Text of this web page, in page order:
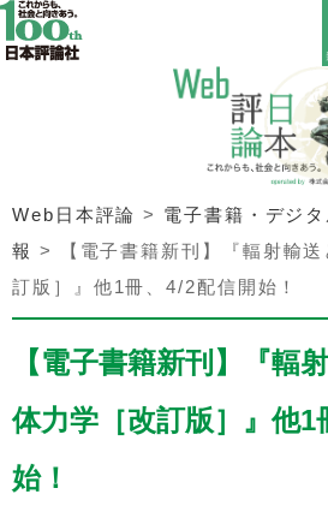
Web日本評論 > 電子書籍・デジ
報 >
【電子書籍新刊】『輻射輸
訂版］』他1冊、4/2配信開始！
【電子書籍新刊】『輻
体力学［改訂版］』他1
始！